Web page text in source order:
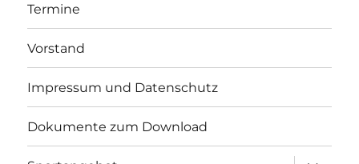
Termine
Vorstand
Impressum und Datenschutz
Dokumente zum Download